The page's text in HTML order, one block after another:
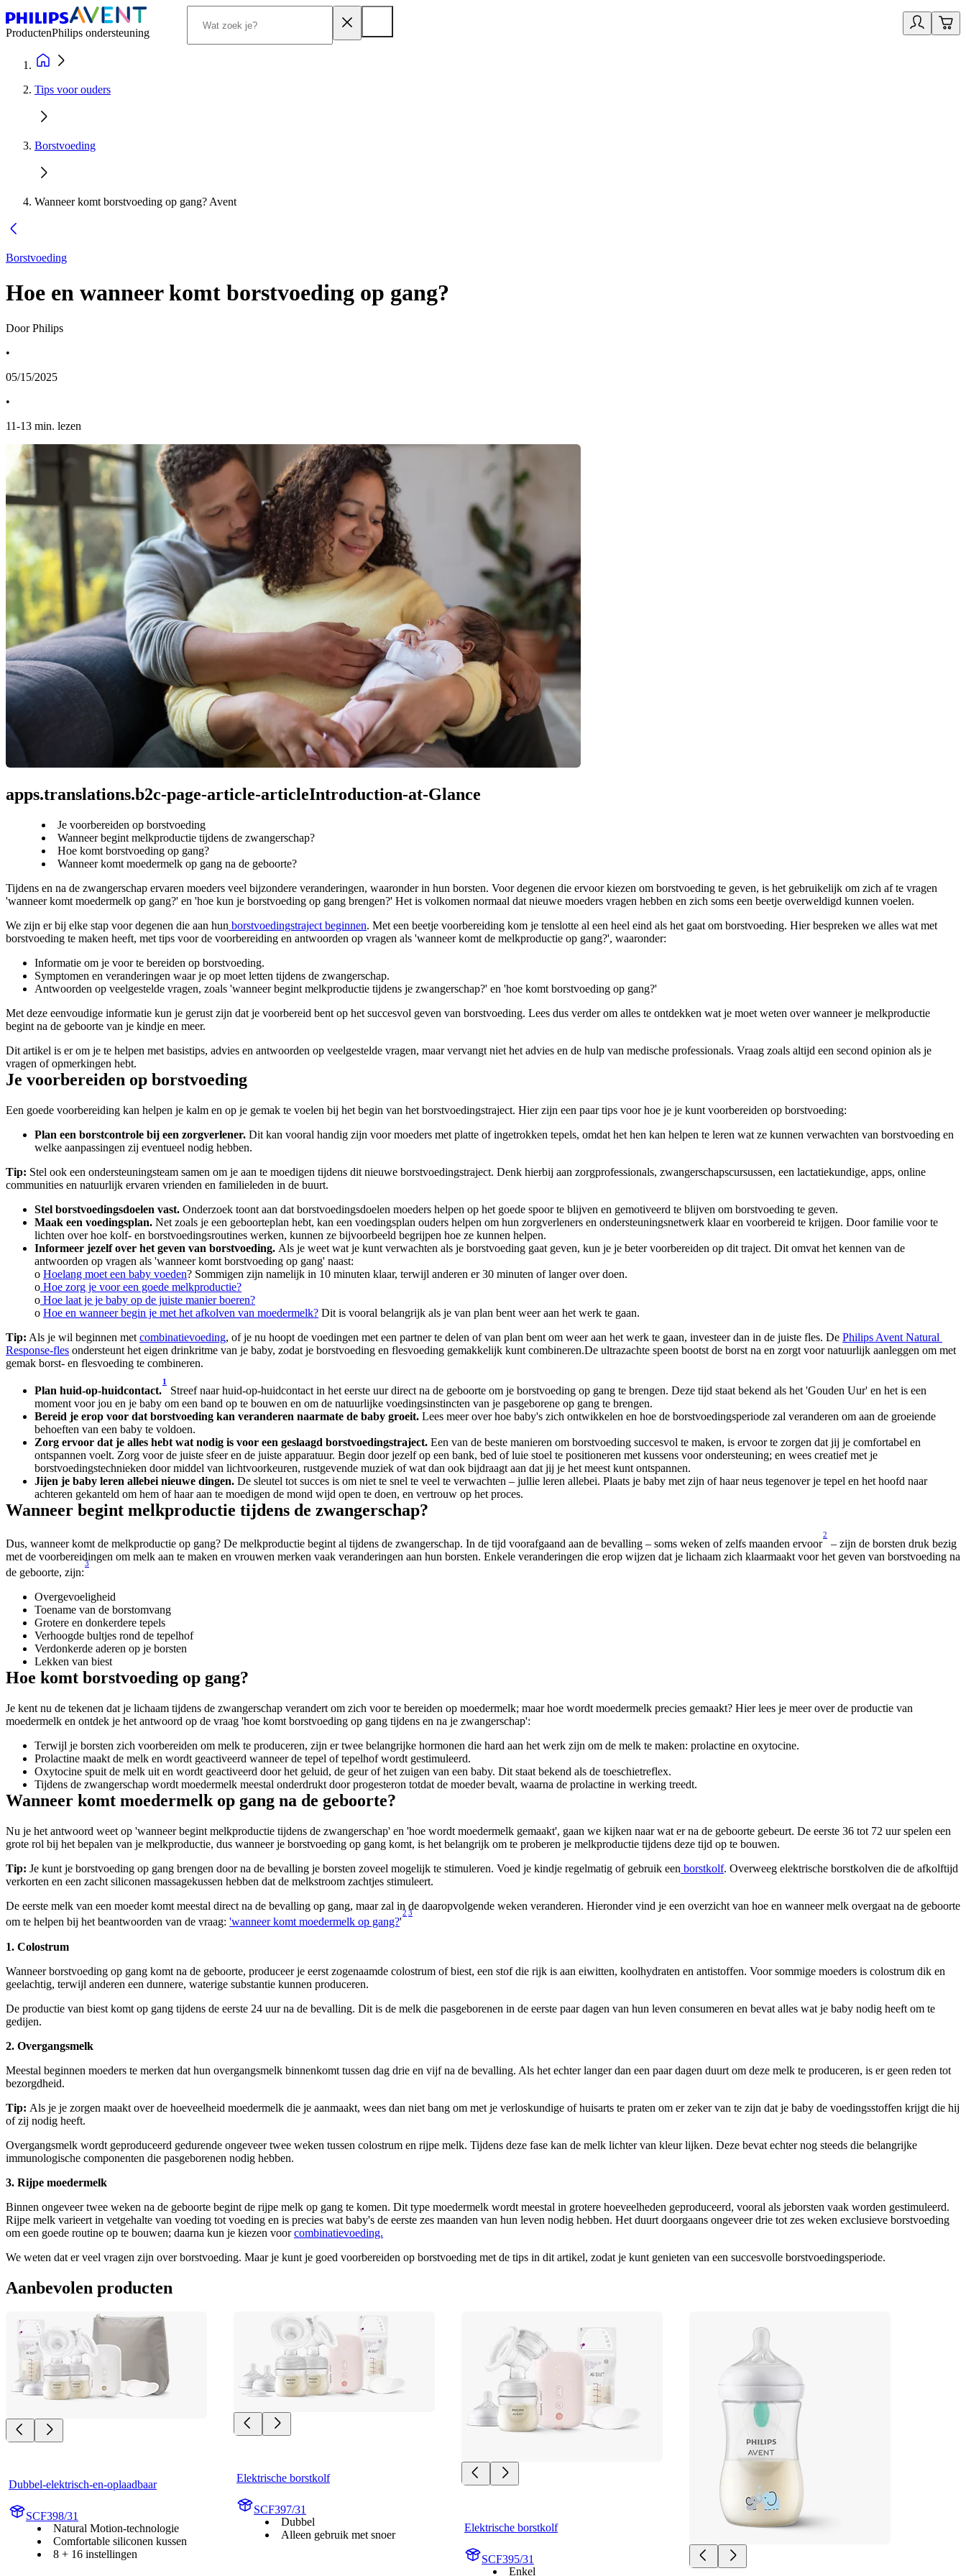
ProductenPhilips ondersteuning
Tips voor ouders
Borstvoeding
Wanneer komt borstvoeding op gang? Avent
Borstvoeding
Hoe en wanneer komt borstvoeding op gang?
Door Philips
•
05/15/2025
•
11-13 min. lezen
apps.translations.b2c-page-article-articleIntroduction-at-Glance
Je voorbereiden op borstvoeding
Wanneer begint melkproductie tijdens de zwangerschap?
Hoe komt borstvoeding op gang?
Wanneer komt moedermelk op gang na de geboorte?
Tijdens en na de zwangerschap ervaren moeders veel bijzondere veranderingen, waaronder in hun borsten. Voor degenen die ervoor kiezen om borstvoeding te geven, is het gebruikelijk om zich af te vragen
'wanneer komt moedermelk op gang?' en 'hoe kun je borstvoeding op gang brengen?' Het is volkomen normaal dat nieuwe moeders vragen hebben en zich soms een beetje overweldigd kunnen voelen.
We zijn er bij elke stap voor degenen die aan hun borstvoedingstraject beginnen. Met een beetje voorbereiding kom je tenslotte al een heel eind als het gaat om borstvoeding. Hier bespreken we alles wat met
borstvoeding te maken heeft, met tips voor de voorbereiding en antwoorden op vragen als 'wanneer komt de melkproductie op gang?', waaronder:
Informatie om je voor te bereiden op borstvoeding.
Symptomen en veranderingen waar je op moet letten tijdens de zwangerschap.
Antwoorden op veelgestelde vragen, zoals 'wanneer begint melkproductie tijdens je zwangerschap?' en 'hoe komt borstvoeding op gang?'
Met deze eenvoudige informatie kun je gerust zijn dat je voorbereid bent op het succesvol geven van borstvoeding. Lees dus verder om alles te ontdekken wat je moet weten over wanneer je melkproductie
begint na de geboorte van je kindje en meer.
Dit artikel is er om je te helpen met basistips, advies en antwoorden op veelgestelde vragen, maar vervangt niet het advies en de hulp van medische professionals. Vraag zoals altijd een second opinion als je
vragen of opmerkingen hebt.
Je voorbereiden op borstvoeding
Een goede voorbereiding kan helpen je kalm en op je gemak te voelen bij het begin van het borstvoedingstraject. Hier zijn een paar tips voor hoe je je kunt voorbereiden op borstvoeding:
Plan een borstcontrole bij een zorgverlener. Dit kan vooral handig zijn voor moeders met platte of ingetrokken tepels, omdat het hen kan helpen te leren wat ze kunnen verwachten van borstvoeding en
welke aanpassingen zij eventueel nodig hebben.
Tip: Stel ook een ondersteuningsteam samen om je aan te moedigen tijdens dit nieuwe borstvoedingstraject. Denk hierbij aan zorgprofessionals, zwangerschapscursussen, een lactatiekundige, apps, online
communities en natuurlijk ervaren vrienden en familieleden in de buurt.
Stel borstvoedingsdoelen vast. Onderzoek toont aan dat borstvoedingsdoelen moeders helpen op het goede spoor te blijven en gemotiveerd te blijven om borstvoeding te geven.
Maak een voedingsplan. Net zoals je een geboorteplan hebt, kan een voedingsplan ouders helpen om hun zorgverleners en ondersteuningsnetwerk klaar en voorbereid te krijgen. Door familie voor te
lichten over hoe kolf- en borstvoedingsroutines werken, kunnen ze bijvoorbeeld begrijpen hoe ze kunnen helpen.
Informeer jezelf over het geven van borstvoeding. Als je weet wat je kunt verwachten als je borstvoeding gaat geven, kun je je beter voorbereiden op dit traject. Dit omvat het kennen van de
antwoorden op vragen als 'wanneer komt borstvoeding op gang' naast:
o Hoelang moet een baby voeden? Sommigen zijn namelijk in 10 minuten klaar, terwijl anderen er 30 minuten of langer over doen.
o Hoe zorg je voor een goede melkproductie?
o Hoe laat je je baby op de juiste manier boeren?
o Hoe en wanneer begin je met het afkolven van moedermelk? Dit is vooral belangrijk als je van plan bent weer aan het werk te gaan.
Tip: Als je wil beginnen met combinatievoeding, of je nu hoopt de voedingen met een partner te delen of van plan bent om weer aan het werk te gaan, investeer dan in de juiste fles. De Philips Avent Natural
Response-fles ondersteunt het eigen drinkritme van je baby, zodat je borstvoeding en flesvoeding gemakkelijk kunt combineren.De ultrazachte speen bootst de borst na en zorgt voor natuurlijk aanleggen om met
gemak borst- en flesvoeding te combineren.
Plan huid-op-huidcontact.
1
Streef naar huid-op-huidcontact in het eerste uur direct na de geboorte om je borstvoeding op gang te brengen. Deze tijd staat bekend als het 'Gouden Uur' en het is een
moment voor jou en je baby om een band op te bouwen en om de natuurlijke voedingsinstincten van je pasgeborene op gang te brengen.
Bereid je erop voor dat borstvoeding kan veranderen naarmate de baby groeit. Lees meer over hoe baby's zich ontwikkelen en hoe de borstvoedingsperiode zal veranderen om aan de groeiende
behoeften van een baby te voldoen.
Zorg ervoor dat je alles hebt wat nodig is voor een geslaagd borstvoedingstraject. Een van de beste manieren om borstvoeding succesvol te maken, is ervoor te zorgen dat jij je comfortabel en
ontspannen voelt. Zorg voor de juiste sfeer en de juiste apparatuur. Begin door jezelf op een bank, bed of luie stoel te positioneren met kussens voor ondersteuning; en wees creatief met je
borstvoedingstechnieken door middel van lichtvoorkeuren, rustgevende muziek of wat dan ook bijdraagt aan dat jij je het meest kunt ontspannen.
Jijen je baby leren allebei nieuwe dingen. De sleutel tot succes is om niet te snel te veel te verwachten – jullie leren allebei. Plaats je baby met zijn of haar neus tegenover je tepel en het hoofd naar
achteren gekanteld om hem of haar aan te moedigen de mond wijd open te doen, en vertrouw op het proces.
Wanneer begint melkproductie tijdens de zwangerschap?
Dus, wanneer komt de melkproductie op gang? De melkproductie begint al tijdens de zwangerschap. In de tijd voorafgaand aan de bevalling – soms weken of zelfs maanden ervoor
2
– zijn de borsten druk bezig
met de voorbereidingen om melk aan te maken en vrouwen merken vaak veranderingen aan hun borsten. Enkele veranderingen die erop wijzen dat je lichaam zich klaarmaakt voor het geven van borstvoeding na
de geboorte, zijn:
3
Overgevoeligheid
Toename van de borstomvang
Grotere en donkerdere tepels
Verhoogde bultjes rond de tepelhof
Verdonkerde aderen op je borsten
Lekken van biest
Hoe komt borstvoeding op gang?
Je kent nu de tekenen dat je lichaam tijdens de zwangerschap verandert om zich voor te bereiden op moedermelk; maar hoe wordt moedermelk precies gemaakt? Hier lees je meer over de productie van
moedermelk en ontdek je het antwoord op de vraag 'hoe komt borstvoeding op gang tijdens en na je zwangerschap':
Terwijl je borsten zich voorbereiden om melk te produceren, zijn er twee belangrijke hormonen die hard aan het werk zijn om de melk te maken: prolactine en oxytocine.
Prolactine maakt de melk en wordt geactiveerd wanneer de tepel of tepelhof wordt gestimuleerd.
Oxytocine spuit de melk uit en wordt geactiveerd door het geluid, de geur of het zuigen van een baby. Dit staat bekend als de toeschietreflex.
Tijdens de zwangerschap wordt moedermelk meestal onderdrukt door progesteron totdat de moeder bevalt, waarna de prolactine in werking treedt.
Wanneer komt moedermelk op gang na de geboorte?
Nu je het antwoord weet op 'wanneer begint melkproductie tijdens de zwangerschap' en 'hoe wordt moedermelk gemaakt', gaan we kijken naar wat er na de geboorte gebeurt. De eerste 36 tot 72 uur spelen een
grote rol bij het bepalen van je melkproductie, dus wanneer je borstvoeding op gang komt, is het belangrijk om te proberen je melkproductie tijdens deze tijd op te bouwen.
Tip: Je kunt je borstvoeding op gang brengen door na de bevalling je borsten zoveel mogelijk te stimuleren. Voed je kindje regelmatig of gebruik een borstkolf. Overweeg elektrische borstkolven die de afkolftijd
verkorten en een zacht siliconen massagekussen hebben dat de melkstroom zachtjes stimuleert.
De eerste melk van een moeder komt meestal direct na de bevalling op gang, maar zal in de daaropvolgende weken veranderen. Hieronder vind je een overzicht van hoe en wanneer melk overgaat na de geboorte
om te helpen bij het beantwoorden van de vraag: 'wanneer komt moedermelk op gang?'
2 3
1. Colostrum
Wanneer borstvoeding op gang komt na de geboorte, produceer je eerst zogenaamde colostrum of biest, een stof die rijk is aan eiwitten, koolhydraten en antistoffen. Voor sommige moeders is colostrum dik en
geelachtig, terwijl anderen een dunnere, waterige substantie kunnen produceren.
De productie van biest komt op gang tijdens de eerste 24 uur na de bevalling. Dit is de melk die pasgeborenen in de eerste paar dagen van hun leven consumeren en bevat alles wat je baby nodig heeft om te
gedijen.
2. Overgangsmelk
Meestal beginnen moeders te merken dat hun overgangsmelk binnenkomt tussen dag drie en vijf na de bevalling. Als het echter langer dan een paar dagen duurt om deze melk te produceren, is er geen reden tot
bezorgdheid.
Tip: Als je je zorgen maakt over de hoeveelheid moedermelk die je aanmaakt, wees dan niet bang om met je verloskundige of huisarts te praten om er zeker van te zijn dat je baby de voedingsstoffen krijgt die hij
of zij nodig heeft.
Overgangsmelk wordt geproduceerd gedurende ongeveer twee weken tussen colostrum en rijpe melk. Tijdens deze fase kan de melk lichter van kleur lijken. Deze bevat echter nog steeds die belangrijke
immunologische componenten die pasgeborenen nodig hebben.
3. Rijpe moedermelk
Binnen ongeveer twee weken na de geboorte begint de rijpe melk op gang te komen. Dit type moedermelk wordt meestal in grotere hoeveelheden geproduceerd, vooral als jeborsten vaak worden gestimuleerd.
Rijpe melk varieert in vetgehalte van voeding tot voeding en is precies wat baby's de eerste zes maanden van hun leven nodig hebben. Het duurt doorgaans ongeveer drie tot zes weken exclusieve borstvoeding
om een goede routine op te bouwen; daarna kun je kiezen voor combinatievoeding.
We weten dat er veel vragen zijn over borstvoeding. Maar je kunt je goed voorbereiden op borstvoeding met de tips in dit artikel, zodat je kunt genieten van een succesvolle borstvoedingsperiode.
Aanbevolen producten
Dubbel-elektrisch-en-oplaadbaar
SCF398/31
Natural Motion-technologie
Comfortable siliconen kussen
8 + 16 instellingen
Elektrische borstkolf
SCF397/31
Dubbel
Alleen gebruik met snoer
Elektrische borstkolf
SCF395/31
Enkel